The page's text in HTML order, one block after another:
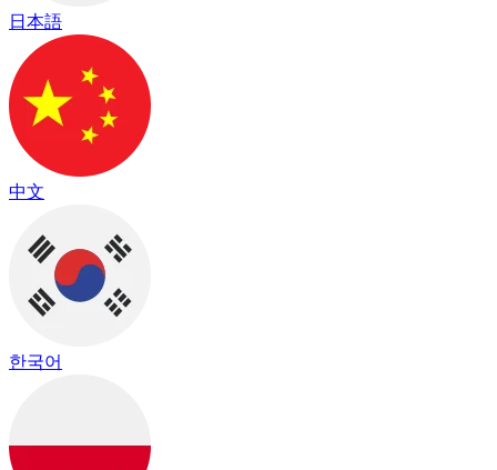
日本語
中文
한국어